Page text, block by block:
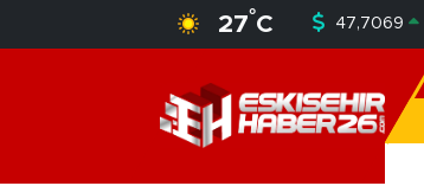
27°C 47,7069
Nöbetçi Eczaneler
Hava Durumu